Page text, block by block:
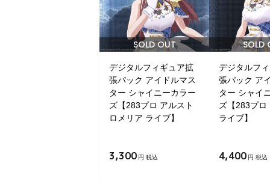
SOLD OUT
デジタルフィギュア拡
張パック アイドルマス
ター シャイニーカラー
ズ【283プロ アルスト
ロメリア ライブ】
3,300 円 税込
SOLD
デジタルフ
張パック ア
ター シャイ
ズ【283プロ
ライブ】
4,400 円 税込